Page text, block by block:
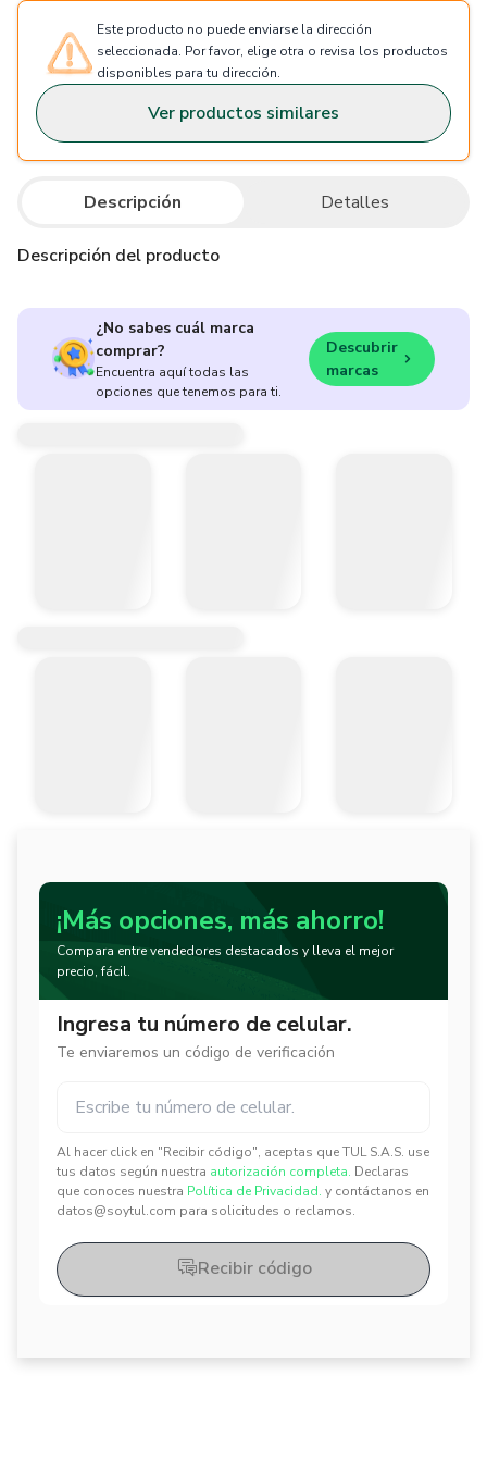
Este producto no puede enviarse la dirección
seleccionada. Por favor, elige otra o revisa los productos
disponibles para tu dirección.
Ver productos similares
Descripción Detalles
Descripción del producto
¿No sabes cuál marca
comprar?
Encuentra aquí todas las
opciones que tenemos para ti.
Descubrir
marcas
¡Más opciones, más ahorro!
Compara entre vendedores destacados y lleva el mejor
precio, fácil.
Ingresa tu número de celular.
Te enviaremos un código de verificación
Al hacer click en "Recibir código", aceptas que TUL S.A.S. use
tus datos según nuestra autorización completa. Declaras
que conoces nuestra Política de Privacidad. y contáctanos en
datos@soytul.com para solicitudes o reclamos.
✕
✕
Recibir código